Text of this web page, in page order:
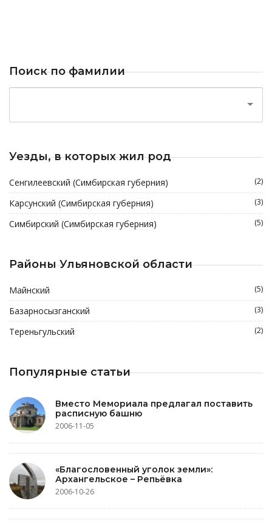
Поиск по фамилии
Уезды, в которых жил род
Сенгилеевский (Симбирская губерния) (2)
Карсунский (Симбирская губерния) (3)
Симбирский (Симбирская губерния) (5)
Районы Ульяновской области
Майнский (5)
Базарносызганский (3)
Тереньгульский (2)
Популярные статьи
Вместо Мемориала предлагал поставить
расписную башню
2006-11-05
«Благословенный уголок земли»:
Архангельское – Репьёвка
2006-10-26